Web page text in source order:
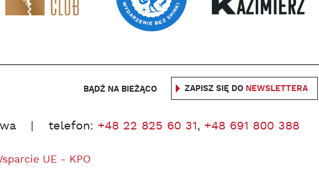
BĄDŹ NA BIEŻĄCO ZAPISZ SIĘ DO NEWSLETTERA
telefon: +48 22 825 60 31, +48 691 800 388
UE - KPO